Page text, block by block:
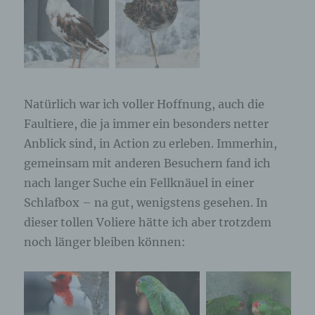
Natürlich war ich voller Hoffnung, auch die
Faultiere, die ja immer ein besonders netter
Anblick sind, in Action zu erleben. Immerhin,
gemeinsam mit anderen Besuchern fand ich
nach langer Suche ein Fellknäuel in einer
Schlafbox – na gut, wenigstens gesehen. In
dieser tollen Voliere hätte ich aber trotzdem
noch länger bleiben können:
betroffenen Person hinterlassenen Kommentaren
auch Angaben zum Zeitpunkt der
Kommentareingabe sowie zu dem von der
betroffenen Person gewählten Nutzernamen
(Pseudonym) gespeichert und veröffentlicht.
Adresse mitprotokolliert. Diese Speicherung der
IP-Adresse erfolgt aus Sicherheitsgründen und für
den Fall, dass die betroffene Person durch einen
abgegebenen Kommentar die Rechte Dritter
verletzt oder rechtswidrige Inhalte postet. Die
erfolgt daher im eigenen Interesse des für die
Verarbeitung Verantwortlichen, damit sich dieser
im Falle einer Rechtsverletzung gegebenenfalls
exkulpieren könnte. Es erfolgt keine Weitergabe
dieser erhobenen personenbezogenen Daten an
gesetzlich vorgeschrieben ist oder der
Rechtsverteidigung des für die Verarbeitung
Verantwortlichen dient.